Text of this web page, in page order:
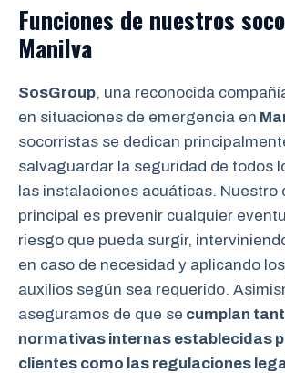
Funciones de nuestros
Manilva
SosGroup, una reconocida
en situaciones de emergencia en
socorristas se dedican
salvaguardar la seguridad de todos
las instalaciones acuáticas. Nuestro
principal es prevenir cualquier
riesgo que pueda surgir,
en caso de necesidad y aplicando
auxilios según sea requerido.
aseguramos de que se cumplan
normativas internas establecidas
clientes como las regulaciones